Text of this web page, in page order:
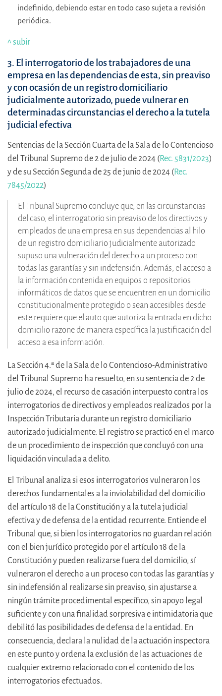
indefinido, debiendo estar en todo caso sujeta a revisión
periódica.
^ subir
3. El interrogatorio de los trabajadores de una
empresa en las dependencias de esta, sin preaviso
y con ocasión de un registro domiciliario
judicialmente autorizado, puede vulnerar en
determinadas circunstancias el derecho a la tutela
judicial efectiva
Sentencias de la Sección Cuarta de la Sala de lo Contencioso
del Tribunal Supremo de 2 de julio de 2024 (Rec. 5831/2023)
y de su Sección Segunda de 25 de junio de 2024 (Rec.
7845/2022)
El Tribunal Supremo concluye que, en las circunstancias
del caso, el interrogatorio sin preaviso de los directivos y
empleados de una empresa en sus dependencias al hilo
de un registro domiciliario judicialmente autorizado
supuso una vulneración del derecho a un proceso con
todas las garantías y sin indefensión. Además, el acceso a
la información contenida en equipos o repositorios
informáticos de datos que se encuentren en un domicilio
constitucionalmente protegido o sean accesibles desde
este requiere que el auto que autoriza la entrada en dicho
domicilio razone de manera específica la justificación del
acceso a esa información.
La Sección 4.ª de la Sala de lo Contencioso-Administrativo
del Tribunal Supremo ha resuelto, en su sentencia de 2 de
julio de 2024, el recurso de casación interpuesto contra los
interrogatorios de directivos y empleados realizados por la
Inspección Tributaria durante un registro domiciliario
autorizado judicialmente. El registro se practicó en el marco
de un procedimiento de inspección que concluyó con una
liquidación vinculada a delito.
El Tribunal analiza si esos interrogatorios vulneraron los
derechos fundamentales a la inviolabilidad del domicilio
del artículo 18 de la Constitución y a la tutela judicial
efectiva y de defensa de la entidad recurrente. Entiende el
Tribunal que, si bien los interrogatorios no guardan relación
con el bien jurídico protegido por el artículo 18 de la
Constitución y pueden realizarse fuera del domicilio, sí
vulneraron el derecho a un proceso con todas las garantías y
sin indefensión al realizarse sin preaviso, sin ajustarse a
ningún trámite procedimental específico, sin apoyo legal
suficiente y con una finalidad sorpresiva e intimidatoria que
debilitó las posibilidades de defensa de la entidad. En
consecuencia, declara la nulidad de la actuación inspectora
en este punto y ordena la exclusión de las actuaciones de
cualquier extremo relacionado con el contenido de los
interrogatorios efectuados.